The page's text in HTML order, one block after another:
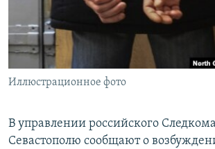
ПОБЕДИТЕЛЕЙ НЕ СУДЯТ?
КРЫМ.НЕПОКОРЕННЫЙ
УКРАИНСКАЯ ПРОБЛЕМА КРЫМА
ПРИСОЕДИНЯЙТЕСЬ!
Иллюстрационное фото
В управлении российского
Севастополю сообщают о